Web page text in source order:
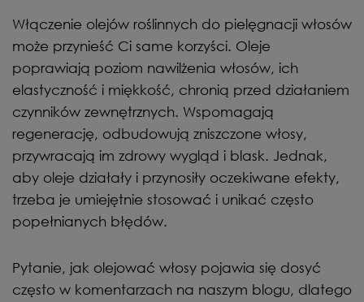
Włączenie olejów roślinnych do pielęgnacji włosów
może przynieść Ci same korzyści. Oleje
poprawiają poziom nawilżenia włosów, ich
elastyczność i miękkość, chronią przed działaniem
czynników zewnętrznych. Wspomagają
regenerację, odbudowują zniszczone włosy,
przywracają im zdrowy wygląd i blask. Jednak,
aby oleje działały i przynosiły oczekiwane efekty,
trzeba je umiejętnie stosować i unikać często
popełnianych błędów.
Pytanie, jak olejować włosy pojawia się dosyć
często w komentarzach na naszym blogu, dlatego